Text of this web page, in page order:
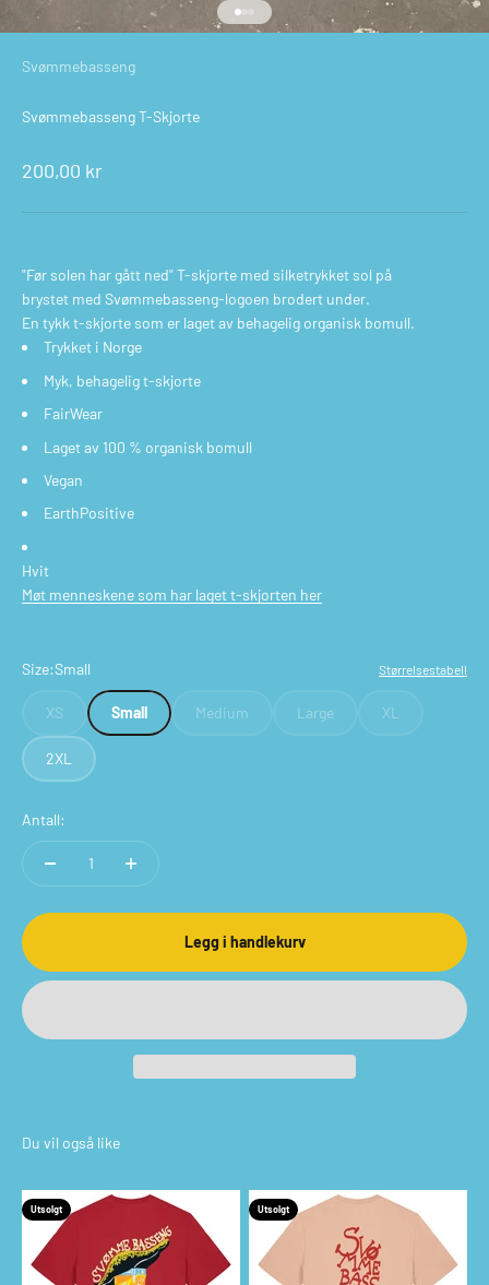
Gå til element 1
Gå til element 2
Gå til element 3
Svømmebasseng
Svømmebasseng T-Skjorte
Salgspris
200,00 kr
"Før solen har gått ned" T-skjorte med silketrykket sol på
brystet med Svømmebasseng-logoen brodert under.
En tykk t-skjorte som er laget av behagelig organisk bomull.
Trykket i Norge
Myk, behagelig t-skjorte
FairWear
Laget av 100 % organisk bomull
Vegan
EarthPositive
Hvit
Møt menneskene som har laget t-skjorten her
Size:Small Størrelsestabell
XS Small Medium Large XL
2XL
Antall:
Legg i handlekurv
Utsolgt Utsolgt